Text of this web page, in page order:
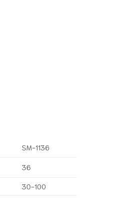
SM-1136
36
30-100